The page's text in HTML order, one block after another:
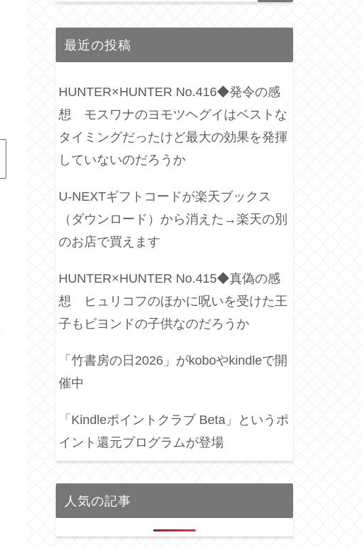
最近の投稿
HUNTER×HUNTER No.416◆発令の感
想 モスワナのヨモツヘグイはベストな
タイミングだったけど最大の効果を発揮
していないのだろうか
U-NEXTギフトコードが楽天ブックス
（ダウンロード）から消えた→楽天の別
のお店で買えます
HUNTER×HUNTER No.415◆真偽の感
想 ヒュリコフのほかに呪いを受けた王
子もビヨンドの子供なのだろうか
「竹書房の日2026」がkoboやkindleで開
催中
「Kindleポイントクラブ Beta」というポ
イント還元プログラムが登場
人気の記事